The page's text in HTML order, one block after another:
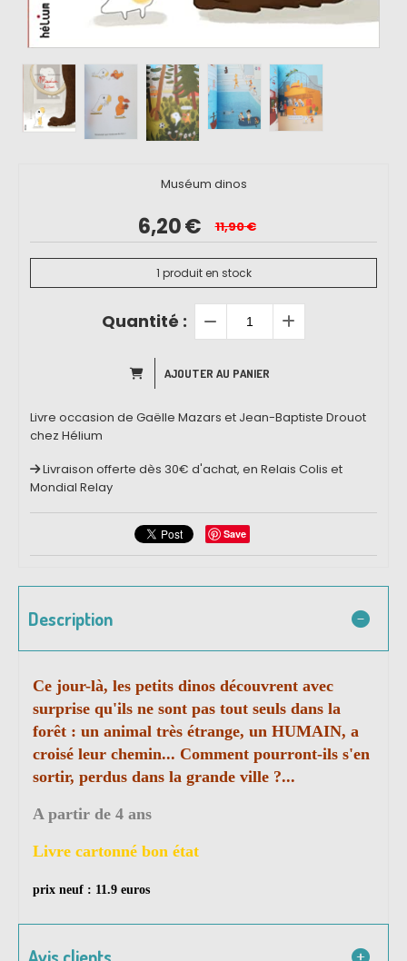
Muséum dinos
6,20€ 11,90€
1 produit en stock
Quantité :
AJOUTER AU PANIER
Livre occasion de Gaëlle Mazars et Jean-Baptiste Drouot
chez Hélium
Livraison offerte dès 30€ d'achat, en Relais Colis et
Mondial Relay
Save
Description
Ce jour-là, les petits dinos découvrent avec
surprise qu'ils ne sont pas tout seuls dans la
forêt : un animal très étrange, un HUMAIN, a
croisé leur chemin... Comment pourront-ils s'en
sortir, perdus dans la grande ville ?...
A partir de 4 ans
Livre cartonné bon état
prix neuf : 11.9 euros